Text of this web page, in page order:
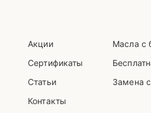
Акции
Сертификаты
Статьи
Контакты
Масла с
Замена